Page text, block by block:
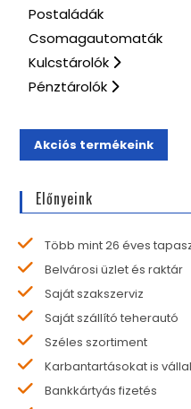
Postaládák
Csomagautomaták
Kulcstárolók
Pénztárolók
Akciós termékeink
Előnyeink
Több mint 26 éves
Belvárosi üzlet és raktár
Saját szakszerviz
Saját szállító teherautó
Széles szortiment
Karbantartásokat is
Bankkártyás fizetés